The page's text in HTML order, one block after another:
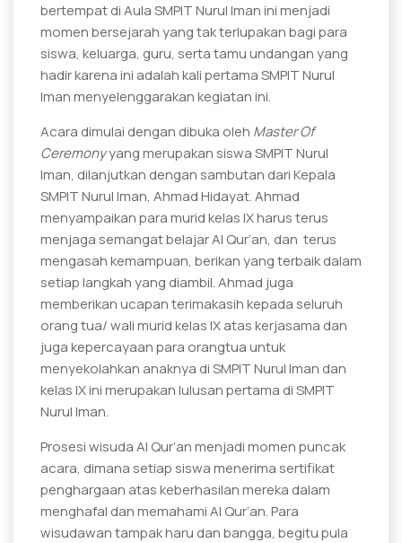
bertempat di Aula SMPIT Nurul Iman ini menjadi
momen bersejarah yang tak terlupakan bagi para
siswa, keluarga, guru, serta tamu undangan yang
hadir karena ini adalah kali pertama SMPIT Nurul
Iman menyelenggarakan kegiatan ini.
Acara dimulai dengan dibuka oleh Master Of
Ceremonyyang merupakan siswa SMPIT Nurul
Iman, dilanjutkan dengan sambutan dari Kepala
SMPIT Nurul Iman, Ahmad Hidayat. Ahmad
menyampaikan para murid kelas IX harus terus
menjaga semangat belajar Al Qur’an, dan terus
mengasah kemampuan, berikan yang terbaik dalam
setiap langkah yang diambil. Ahmad juga
memberikan ucapan terimakasih kepada seluruh
orang tua/ wali murid kelas IX atas kerjasama dan
juga kepercayaan para orangtua untuk
menyekolahkan anaknya di SMPIT Nurul Iman dan
kelas IX ini merupakan lulusan pertama di SMPIT
Nurul Iman.
Prosesi wisuda Al Qur’an menjadi momen puncak
acara, dimana setiap siswa menerima sertifikat
penghargaan atas keberhasilan mereka dalam
menghafal dan memahami Al Qur’an. Para
wisudawan tampak haru dan bangga, begitu pula